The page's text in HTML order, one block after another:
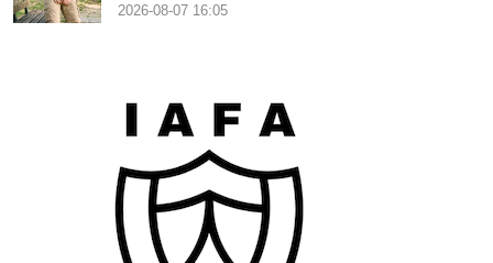
2026-08-07 16:05